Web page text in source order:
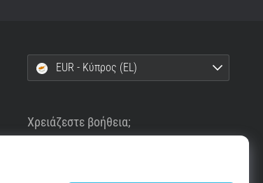
EUR - Κύπρος (EL)
Χρειάζεστε βοήθεια;